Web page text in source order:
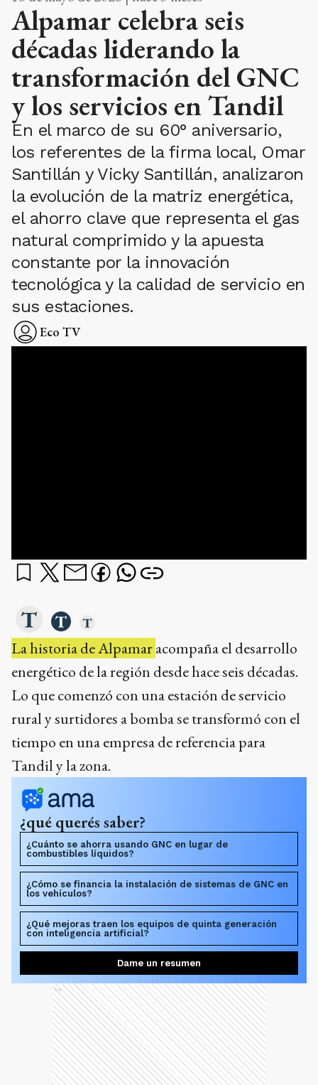
Alpamar celebra seis
décadas liderando la
transformación del GNC
y los servicios en Tandil
En el marco de su 60° aniversario,
los referentes de la firma local, Omar
Santillán y Vicky Santillán, analizaron
la evolución de la matriz energética,
el ahorro clave que representa el gas
natural comprimido y la apuesta
constante por la innovación
tecnológica y la calidad de servicio en
sus estaciones.
Eco TV
La historia de Alpamaracompaña el desarrollo
energético de la región desde hace seis décadas.
Lo que comenzó con una estación de servicio
rural y surtidores a bomba se transformó con el
tiempo en una empresa de referencia para
Tandil y la zona.
¿qué querés saber?
¿Cuánto se ahorra usando GNC en lugar de
combustibles líquidos?
¿Cómo se financia la instalación de sistemas de GNC en
los vehículos?
¿Qué mejoras traen los equipos de quinta generación
con inteligencia artificial?
Dame un resumen
Ads